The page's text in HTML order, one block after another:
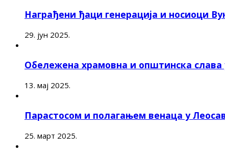
Награђени ђаци генерација и носиоци
29. јун 2025.
Обележена храмовна и општинска слава
13. мај 2025.
Парастосом и полагањем венаца у
25. март 2025.